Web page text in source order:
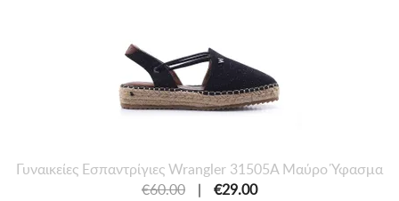
Γυναικείες Εσπαντρίγιες Wrangler 31505A Μαύρο Ύφασμα
€60.00
| €29.00